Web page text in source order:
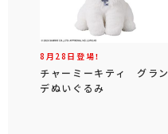
8月28日登場！
チャーミーキティ グラン
デぬいぐるみ